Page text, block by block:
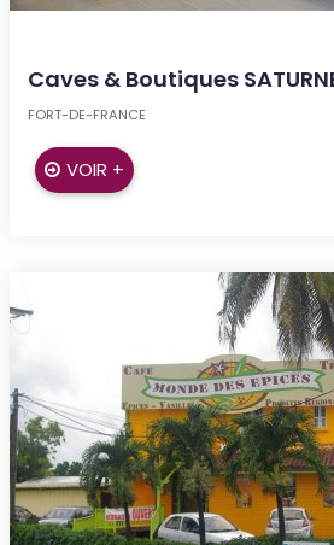
Caves & Boutiques
FORT-DE-FRANCE
VOIR +